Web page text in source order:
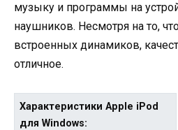
музыку и программы на
наушников. Несмотря на то,
встроенных динамиков,
отличное.
Характеристики Apple iPod
для Windows: